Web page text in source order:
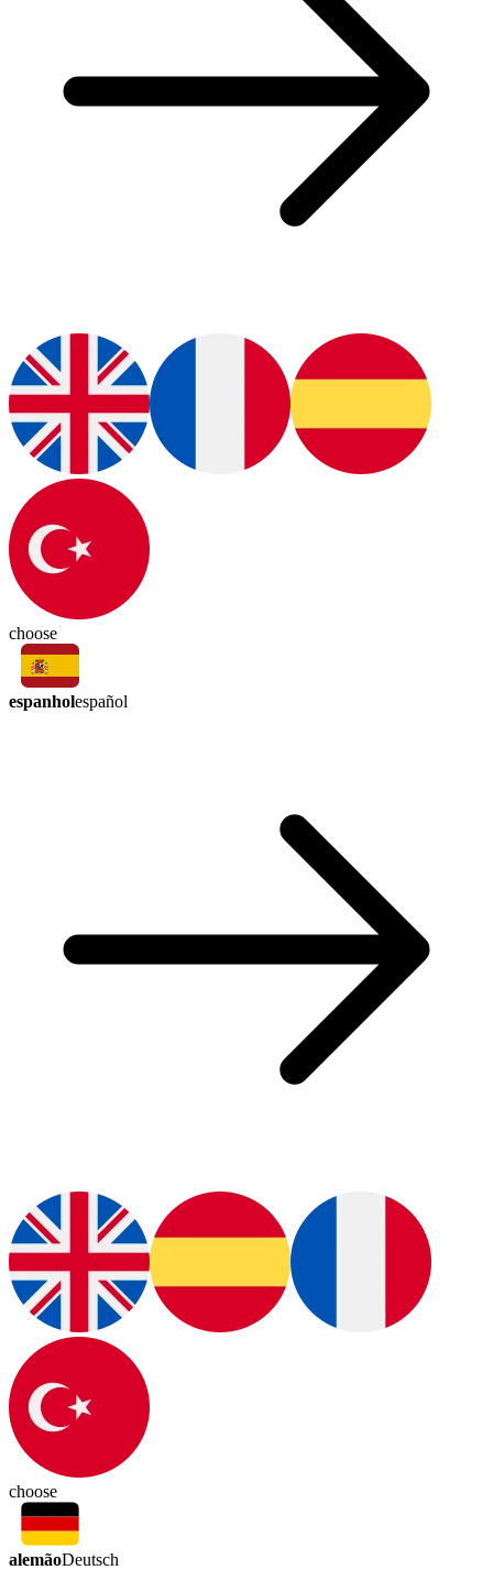
choose
espanholespañol
choose
alemãoDeutsch